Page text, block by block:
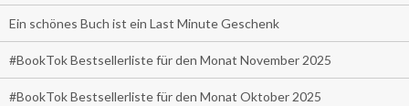
Ein schönes Buch ist ein Last Minute Geschenk
#BookTok Bestsellerliste für den Monat November 2025
#BookTok Bestsellerliste für den Monat Oktober 2025